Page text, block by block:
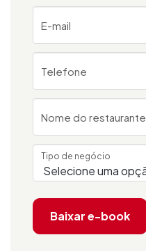
E-mail
Telefone
Nome do restaurante
Tipo de negócio
Baixar e-book